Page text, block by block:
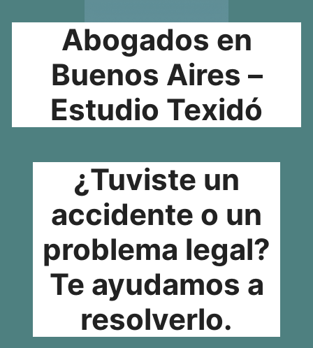
Abogados en
Buenos Aires –
Estudio Texidó
¿Tuviste un
accidente o un
problema legal?
Te ayudamos a
resolverlo.